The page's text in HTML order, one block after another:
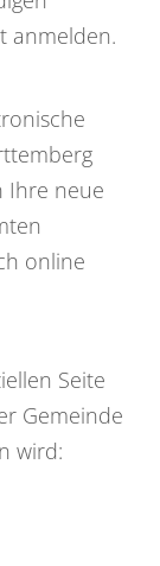
anmelden.
Ihre neue
online
Seite
Gemeinde
wird: